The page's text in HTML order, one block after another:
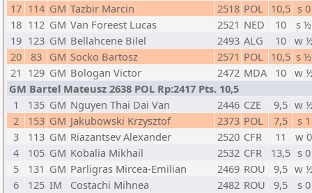
17 114 GM Tazbir Marcin 2518 POL 10,5 s 0
18 112 GM Van Foreest Lucas 2521 NED 10
s ½
19 123 GM Bellahcene Bilel 2493 ALG 10 w
20
83 GM Socko Bartosz 2571 POL 10,5 s ½
21 129 GM Bologan Victor 2472 MDA 10 w
GM Bartel Mateusz 2638 POL Rp:2417 Pts. 10,5
1
135 GM Nguyen Thai Dai Van 2446 CZE 9,5 w
2
153 GM Jakubowski Krzysztof 2373 POL 7,5
s 1
3
113 GM Riazantsev Alexander 2520 CFR 11
w 0
4
105 GM Kobalia Mikhail 2532 CFR 13,5 s 0
5
131 GM Parligras Mircea-Emilian 2469 ROU 9,5 w
6
125 IM Costachi Mihnea 2482 ROU 9,5
s 0